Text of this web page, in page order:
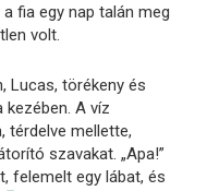
fia egy nap talán meg
volt.
Lucas, törékeny és
kezében. A víz
térdelve mellette,
szavakat. „Apa!”
felemelt egy lábat, és